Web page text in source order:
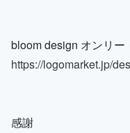
bloom design オンリー
https://logomarket.jp/
感謝